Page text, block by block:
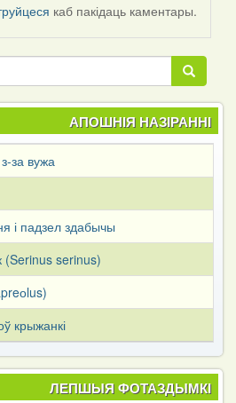
каб пакідаць каментары.
Пошук
Пошук
АПОШНІЯ НАЗІРАННІ
за вужа
і падзел здабычы
serinus)
крыжанкі
ЛЕПШЫЯ ФОТАЗДЫМКІ